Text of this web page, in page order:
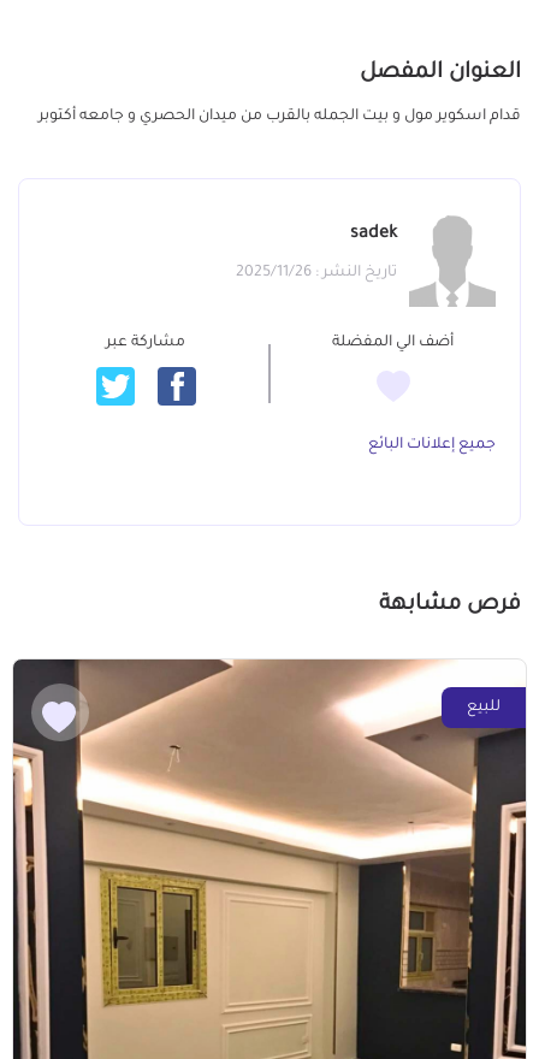
العنوان المفصل
قدام اسكوير مول و بيت الجمله بالقرب من ميدان الحصري و جامعه أكتوبر
sadek
تاريخ النشر : 2025/11/26
أضف الي المفضلة مشاركة عبر
جميع إعلانات البائع
فرص مشابهة
للبيع